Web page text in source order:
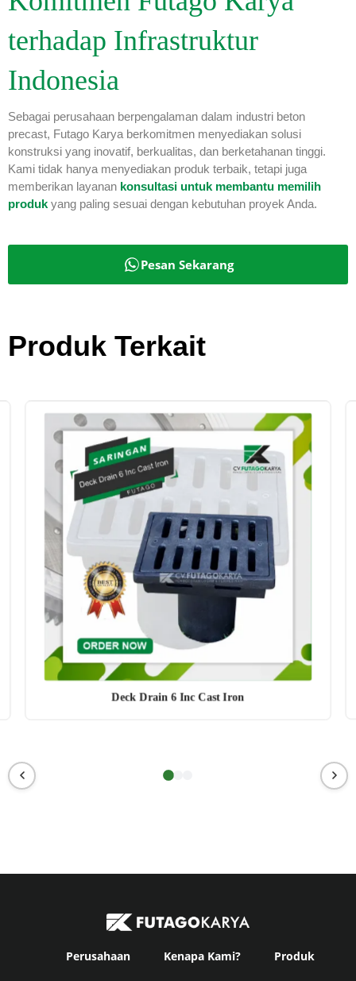
terhadap Infrastruktur
Indonesia
Sebagai perusahaan berpengalaman dalam industri beton
precast, Futago Karya berkomitmen menyediakan solusi
konstruksi yang inovatif, berkualitas, dan berketahanan tinggi.
Kami tidak hanya menyediakan produk terbaik, tetapi juga
memberikan layanan konsultasi untuk membantu memilih
produk yang paling sesuai dengan kebutuhan proyek Anda.
Pesan Sekarang
Produk Terkait
Deck Drain 6 Inc Cast Iron
Perusahaan Kenapa Kami? Produk